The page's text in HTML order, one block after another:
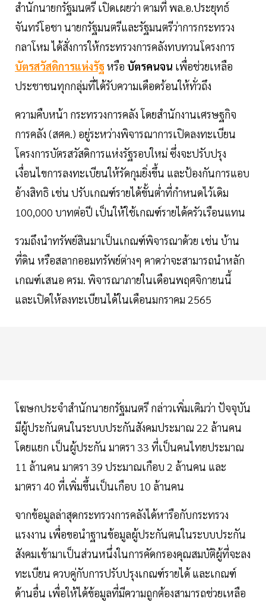
สำนักนายกรัฐมนตรี เปิดเผยว่า ตามที่ พล.อ.ประยุทธ์
จันทร์โอชา นายกรัฐมนตรีและรัฐมนตรีว่าการกระทรวง
กลาโหม ได้สั่งการให้กระทรวงการคลังทบทวนโครงการ
บัตรสวัสดิการแห่งรัฐหรือ บัตรคนจน เพื่อช่วยเหลือ
ประชาชนทุกกลุ่มที่ได้รับความเดือดร้อนให้ทั่วถึง
ความคืบหน้า กระทรวงการคลัง โดยสำนักงานเศรษฐกิจ
การคลัง (สศค.) อยู่ระหว่างพิจารณาการเปิดลงทะเบียน
โครงการบัตรสวัสดิการแห่งรัฐรอบใหม่ ซึ่งจะปรับปรุง
เงื่อนไขการลงทะเบียนให้รัดกุมยิ่งขึ้น และป้องกันการแอบ
อ้างสิทธิ เช่น ปรับเกณฑ์รายได้ขั้นต่ำที่กำหนดไว้เดิม
100,000 บาทต่อปี เป็นให้ใช้เกณฑ์รายได้ครัวเรือนแทน
รวมถึงนำทรัพย์สินมาเป็นเกณฑ์พิจารณาด้วย เช่น บ้าน
ที่ดิน หรือสลากออมทรัพย์ต่างๆ คาดว่าจะสามารถนำหลัก
เกณฑ์เสนอ ครม. พิจารณาภายในเดือนพฤศจิกายนนี้
และเปิดให้ลงทะเบียนได้ในเดือนมกราคม 2565
โฆษกประจำสำนักนายกรัฐมนตรี กล่าวเพิ่มเติมว่า ปัจจุบัน
มีผู้ประกันตนในระบบประกันสังคมประมาณ 22 ล้านคน
โดยแยก เป็นผู้ประกัน มาตรา 33 ที่เป็นคนไทยประมาณ
11 ล้านคน มาตรา 39 ประมาณเกือบ 2 ล้านคน และ
มาตรา 40 ที่เพิ่มขึ้นเป็นเกือบ 10 ล้านคน
จากข้อมูลล่าสุดกระทรวงการคลังได้หารือกับกระทรวง
แรงงาน เพื่อขอนำฐานข้อมูลผู้ประกันตนในระบบประกัน
สังคมเข้ามาเป็นส่วนหนึ่งในการคัดกรองคุณสมบัติผู้ที่จะลง
ทะเบียน ควบคู่กับการปรับปรุงเกณฑ์รายได้ และเกณฑ์
ด้านอื่น เพื่อให้ได้ข้อมูลที่มีความถูกต้องสามารถช่วยเหลือ